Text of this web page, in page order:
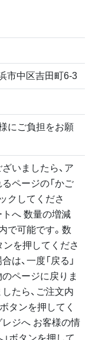
市中区吉田町6-3
にご負担をお願
いましたら、ア
ページの「かご
クしてくださ
へ 数量の増減
で可能です。数
ンを押してくださ
は、一度「戻る」
ページに戻りま
たら、ご注文内
タンを押してく
ジへ お客様の情
」ボタンを押して